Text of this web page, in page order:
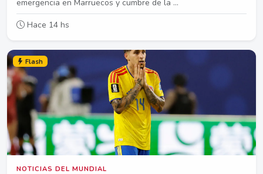
emergencia en Marruecos y cumbre de la ...
Hace 14 hs
Flash
NOTICIAS DEL MUNDIAL